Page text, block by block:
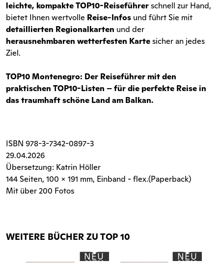
leichte, kompakte TOP10-Reiseführerschnell zur Hand,
bietet Ihnen wertvolle Reise-Infos und führt Sie mit
detaillierten Regionalkarten und der
herausnehmbaren wetterfesten Kartesicher an jedes
Ziel.
TOP10 Montenegro: Der Reiseführer mit den
praktischen TOP10-Listen – für die perfekte Reise in
das traumhaft schöne Land am Balkan.
ISBN 978-3-7342-0897-3
29.04.2026
Übersetzung: Katrin Höller
144 Seiten, 100 x 191 mm, Einband - flex.(Paperback)
Mit über 200 Fotos
WEITERE BÜCHER ZU TOP 10
NEU
NEU